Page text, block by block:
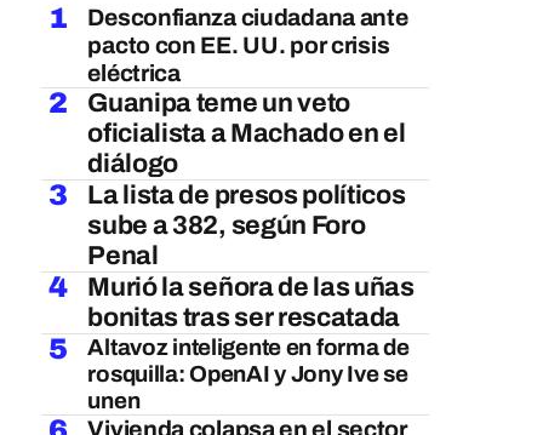
1
Desconfianza ciudadana ante
pacto con EE. UU. por crisis
eléctrica
2
Guanipa teme un veto
oficialista a Machado en el
diálogo
3
La lista de presos políticos
sube a 382, según Foro
Penal
4
Murió la señora de las uñas
bonitas tras ser rescatada
5
Altavoz inteligente en forma de
rosquilla: OpenAI y Jony Ive se
unen
Vivienda colapsa en el sector